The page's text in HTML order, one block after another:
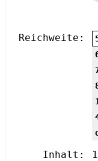
Reichweite:
Inhalt: